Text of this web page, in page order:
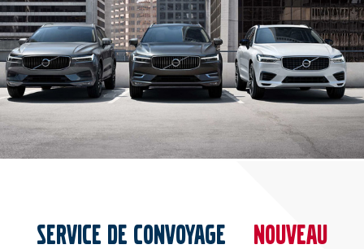
SERVICE DE CONVOYAGE Nouveau